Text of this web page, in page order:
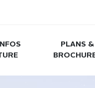
PLANS &